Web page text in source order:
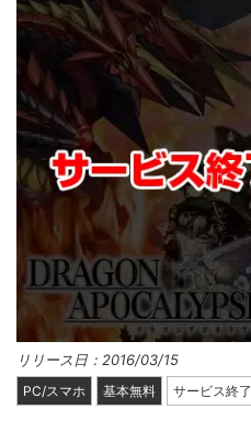
リリース日：2016/03/15
PC/スマホ 基本無料 サービス終了